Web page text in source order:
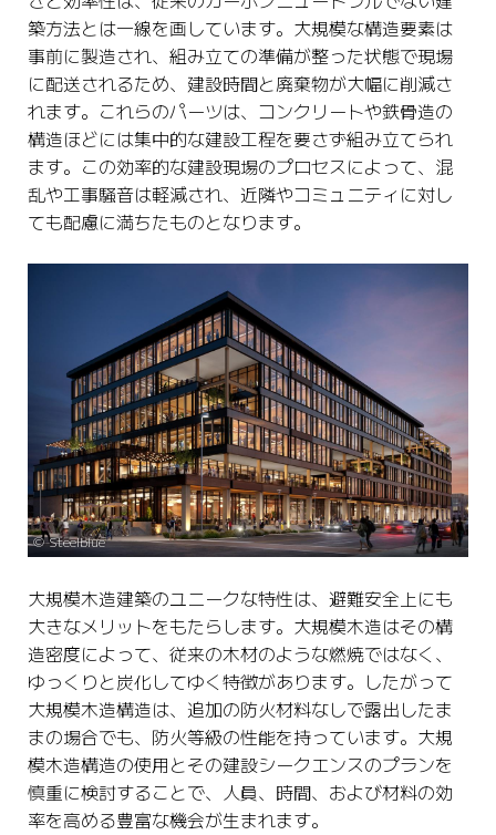
築方法とは一線を画しています。大規模な構造要素は
事前に製造され、組み立ての準備が整った状態で現場
に配送されるため、建設時間と廃棄物が大幅に削減さ
れます。これらのパーツは、コンクリートや鉄骨造の
構造ほどには集中的な建設工程を要さず組み立てられ
ます。この効率的な建設現場のプロセスによって、混
乱や工事騒音は軽減され、近隣やコミュニティに対し
ても配慮に満ちたものとなります。
©️ Steelblue
大規模木造建築のユニークな特性は、避難安全上にも
大きなメリットをもたらします。大規模木造はその構
造密度によって、従来の木材のような燃焼ではなく、
ゆっくりと炭化してゆく特徴があります。したがって
大規模木造構造は、追加の防火材料なしで露出したま
まの場合でも、防火等級の性能を持っています。大規
模木造構造の使用とその建設シークエンスのプランを
慎重に検討することで、人員、時間、および材料の効
率を高める豊富な機会が生まれます。